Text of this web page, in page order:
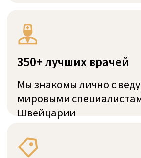
Наша миссия
Наша миссия — обеспечить для вас доступ
к медицинскому обслуживанию мирового
индивидуальные программы лечения,
областях медицины.
Чтобы гарантировать наилучшее
SwissMedExpert лично посетили все
клиники, с которыми сотрудничаем, и
проверили их соответствие высоким